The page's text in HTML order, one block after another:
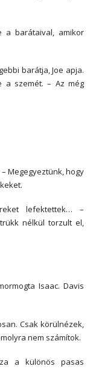
a barátaival, amikor
barátja, Joe apja.
a szemét. – Az még
Megegyeztünk, hogy
lefektettek… –
nélkül torzult el,
Isaac. Davis
Csak körülnézek,
nem számítok.
a különös pasas